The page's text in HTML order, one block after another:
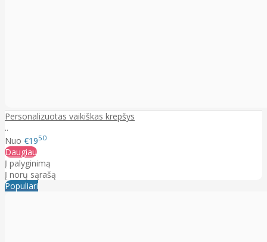
Personalizuotas vaikiškas krepšys
..
Nuo €1950
Daugiau
Į palyginimą
Į norų sąrašą
Populiari